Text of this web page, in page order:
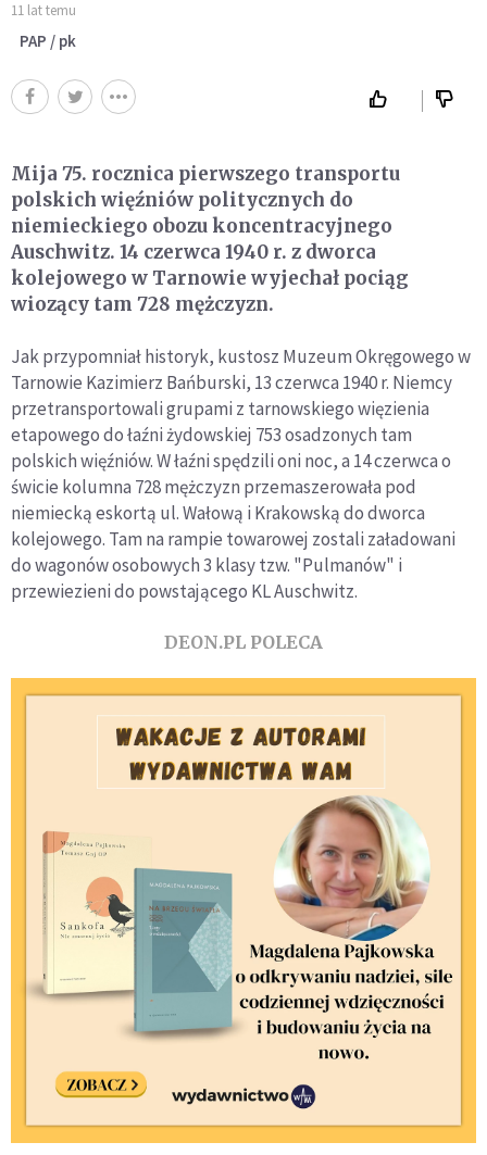
11 lat temu
PAP / pk
Mija 75. rocznica pierwszego transportu
polskich więźniów politycznych do
niemieckiego obozu koncentracyjnego
Auschwitz. 14 czerwca 1940 r. z dworca
kolejowego w Tarnowie wyjechał pociąg
wiozący tam 728 mężczyzn.
Jak przypomniał historyk, kustosz Muzeum Okręgowego w
Tarnowie Kazimierz Bańburski, 13 czerwca 1940 r. Niemcy
przetransportowali grupami z tarnowskiego więzienia
etapowego do łaźni żydowskiej 753 osadzonych tam
polskich więźniów. W łaźni spędzili oni noc, a 14 czerwca o
świcie kolumna 728 mężczyzn przemaszerowała pod
niemiecką eskortą ul. Wałową i Krakowską do dworca
kolejowego. Tam na rampie towarowej zostali załadowani
do wagonów osobowych 3 klasy tzw. "Pulmanów" i
przewiezieni do powstającego KL Auschwitz.
DEON.PL POLECA